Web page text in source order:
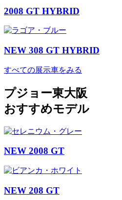
2008 GT HYBRID
NEW 308 GT HYBRID
すべての展示車をみる
プジョー東大阪
おすすめモデル
NEW 2008 GT
NEW 208 GT